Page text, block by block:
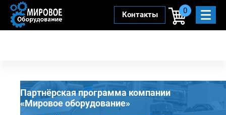
Контакты 0
Партнёрская программа компании
«Мировое оборудование»